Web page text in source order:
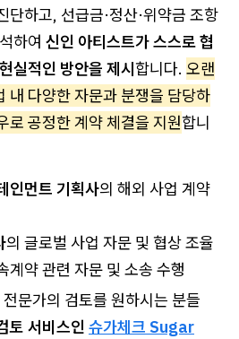
단하고, 선급금·정산·위약금 조항
하여 신인 아티스트가 스스로 협
실적인 방안을 제시합니다. 오랜
내 다양한 자문과 분쟁을 담당하
로 공정한 계약 체결을 지원합니
인먼트 기획사의 해외 사업 계약
의 글로벌 사업 자문 및 협상 조율
계약 관련 자문 및 소송 수행
문가의 검토를 원하시는 분들
토 서비스인 슈가체크 Sugar